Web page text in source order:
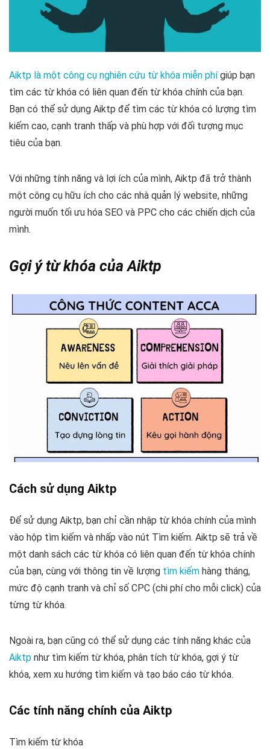
Aiktp là một công cụ nghiên cứu từ khóa miễn phígiúp bạn
tìm các từ khóa có liên quan đến từ khóa chính của bạn.
Bạn có thể sử dụng Aiktp để tìm các từ khóa có lượng tìm
kiếm cao, cạnh tranh thấp và phù hợp với đối tượng mục
tiêu của bạn.
Với những tính năng và lợi ích của mình, Aiktp đã trở thành
một công cụ hữu ích cho các nhà quản lý website, những
người muốn tối ưu hóa SEO và PPC cho các chiến dịch của
mình.
Gợi ý từ khóa của Aiktp
Cách sử dụng Aiktp
Để sử dụng Aiktp, bạn chỉ cần nhập từ khóa chính của mình
vào hộp tìm kiếm và nhấp vào nút Tìm kiếm. Aiktp sẽ trả về
một danh sách các từ khóa có liên quan đến từ khóa chính
của bạn, cùng với thông tin về lượng tìm kiếm hàng tháng,
mức độ cạnh tranh và chỉ số CPC (chi phí cho mỗi click) của
từng từ khóa.
Ngoài ra, bạn cũng có thể sử dụng các tính năng khác của
Aiktp như tìm kiếm từ khóa, phân tích từ khóa, gợi ý từ
khóa, xem xu hướng tìm kiếm và tạo báo cáo từ khóa.
Các tính năng chính của Aiktp
Tìm kiếm từ khóa